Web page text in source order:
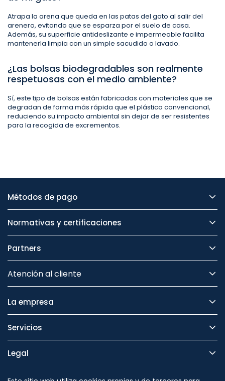
Atrapa la arena que queda en las patas del gato al salir del
arenero, evitando que se esparza por el suelo de casa.
Además, su superficie antideslizante e impermeable facilita
mantenerla limpia con un simple sacudido o lavado.
¿Las bolsas biodegradables son realmente
respetuosas con el medio ambiente?
Sí, este tipo de bolsas están fabricadas con materiales que se
degradan de forma más rápida que el plástico convencional,
reduciendo su impacto ambiental sin dejar de ser resistentes
para la recogida de excrementos.
Métodos de pago
Normativas y certificaciones
Partners
Atención al cliente
La empresa
Servicios
Legal
Seguridad